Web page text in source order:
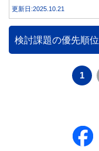
更新日:2025.10.21
検討課題の優先順位
1